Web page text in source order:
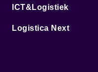
ICT&Logistiek
Logistica Next